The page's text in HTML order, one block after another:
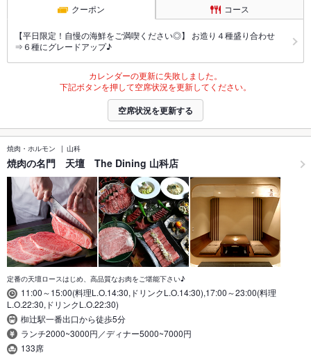
クーポン コース
【平日限定！自慢の海鮮をご満喫ください◎】 お造り４種盛り合わせ
⇒６種にグレードアップ♪
カレンダーの更新に失敗しました。
下記ボタンを押して空席状況を更新してください。
空席状況を更新する
焼肉・ホルモン 山科
焼肉の名門 天壇 The Dining 山科店
定番の天壇ロースはじめ、高品質なお肉をご堪能下さい♪
11:00～15:00(料理L.O.14:30,ドリンクL.O.14:30),17:00～23:00(料理
L.O.22:30,ドリンクL.O.22:30)
椥辻駅一番出口から徒歩5分
ランチ2000~3000円／ディナー5000~7000円
133席